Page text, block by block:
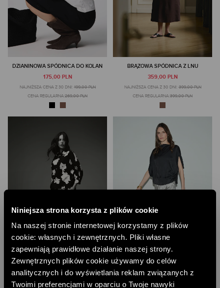
Niniejsza strona korzysta z plików cookie
Na naszej stronie internetowej korzystamy z plików
cookie: własnych i zewnętrznych. Pliki własne
zapewniają prawidłowe działanie naszej strony.
Zewnętrznych plików cookie używamy do celów
analitycznych i do wyświetlania reklam związanych z
Twoimi preferencjami w oparciu o Twoje nawyki
DZIANINOWA SPÓDNICA DO KOLAN
175,00 PLN
NAJNIŻSZA CENA Z 30 DNI: 199,00 PLN
CENA REGULARNA:269,00 PLN
BRĄZOWA SPÓDNICA Z LNU
359,00 PLN
NAJNIŻSZA CENA Z 30 DNI: 399,00 PLN
CENA REGULARNA:399,00 PLN
BAWEŁNIANA SPÓDNICA W KWIATY
299,00 PLN
SREBRNA SATYNOWA SPÓDNICA
328,00 PLN